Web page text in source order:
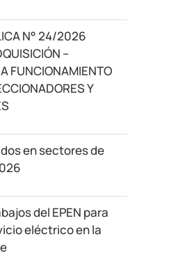
N° 24/2026
–
FUNCIONAMIENTO
Y
en sectores de
del EPEN para
eléctrico en la